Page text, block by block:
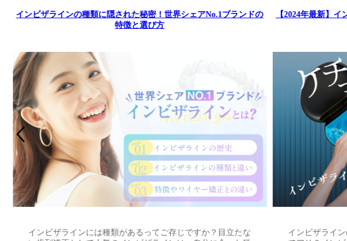
インビザラインの種類に隠された秘密！世界シェアNo.1ブランドの
特徴と選び方
インビザラインには種類があるってご存じですか？目立たな
【2024年最新】イ
インビザライ